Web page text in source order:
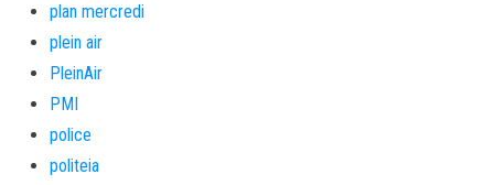
plan mercredi
plein air
PleinAir
PMI
police
politeia